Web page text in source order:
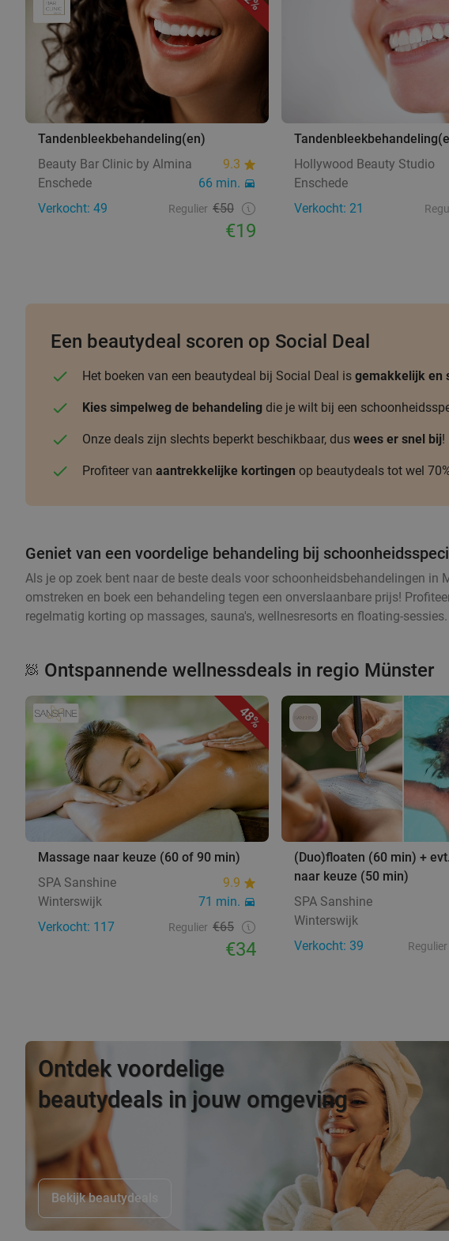
Tandenbleekbehandeling(en)
Beauty Bar Clinic by Almina
9.3
Enschede
66 min.
Verkocht: 49
Regulier €50
€19
Hollywood Beauty Studio
Enschede
Verkocht: 21
Een beautydeal scoren op Social Deal
Het boeken van een beautydeal bij Social Deal is gemakkelijk en
Kies simpelweg de behandeling die je wilt bij een
Onze deals zijn slechts beperkt beschikbaar, dus wees er snel bij!
Profiteer van aantrekkelijke kortingen op beautydeals tot wel
Geniet van een voordelige behandeling bij
Als je op zoek bent naar de beste deals voor schoonheidsbehandelingen
omstreken en boek een behandeling tegen een onverslaanbare prijs!
regelmatig korting op massages, sauna's, wellnesresorts en floating-
🧖 Ontspannende wellnessdeals in regio Münster
48%
Massage naar keuze (60 of 90 min)
SPA Sanshine
9.9
Winterswijk
71 min.
Verkocht: 117
Regulier €65
€34
(Duo)floaten (60 min) +
naar keuze (50 min)
SPA Sanshine
Winterswijk
Verkocht: 39
Regulier
Ontdek voordelige
beautydeals in jouw omgeving
Bekijk beautydeals